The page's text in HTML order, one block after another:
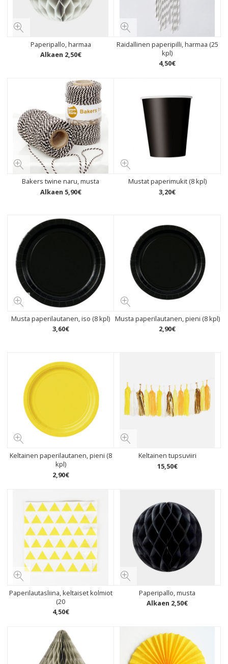
Paperipallo, harmaa
Alkaen 2,50€
Raidallinen paperipilli, harmaa (25
kpl)
4,50€
Bakers twine naru, musta
Alkaen 5,90€
Mustat paperimukit (8 kpl)
3,20€
Musta paperilautanen, iso (8 kpl)
3,60€
Musta paperilautanen, pieni (8 kpl)
2,90€
Keltainen paperilautanen, pieni (8
kpl)
2,90€
Keltainen tupsuviiri
15,50€
Paperilautasliina, keltaiset kolmiot
(20
4,50€
Paperipallo, musta
Alkaen 2,50€